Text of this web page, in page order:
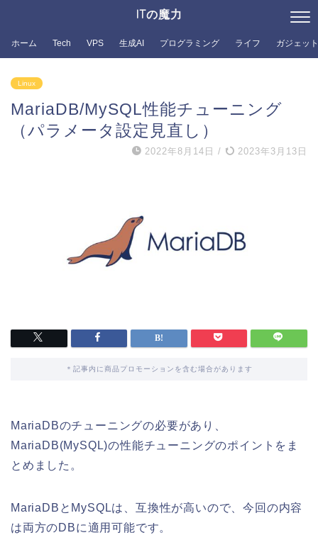
ITの魔力
ホーム Tech VPS 生成AI プログラミング ライフ ガジェット
Linux
MariaDB/MySQL性能チューニング
（パラメータ設定見直し）
2022年8月14日 / 2023年3月13日
＊記事内に商品プロモーションを含む場合があります
MariaDBのチューニングの必要があり、
MariaDB(MySQL)の性能チューニングのポイントをま
とめました。
MariaDBとMySQLは、互換性が高いので、今回の内容
は両方のDBに適用可能です。